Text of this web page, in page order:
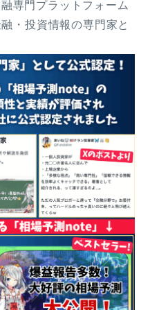
専門プラットフォーム
・投資情報の専門家と